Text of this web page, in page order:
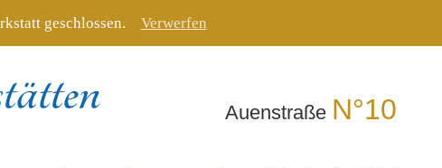
geschlossen. Verwerfen
Auenstraße N°10
Accessoires Blog Kontakt